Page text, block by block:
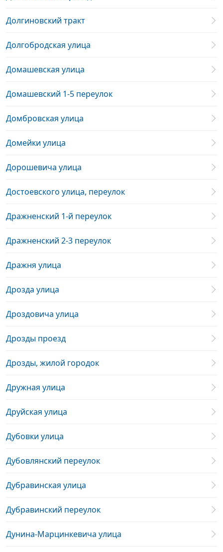
Долгиновский тракт
Долгобродская улица
Домашевская улица
Домашевский 1-5 переулок
Домбровская улица
Домейки улица
Дорошевича улица
Достоевского улица, переулок
Дражненский 1-й переулок
Дражненский 2-3 переулок
Дражня улица
Дрозда улица
Дроздовича улица
Дрозды проезд
Дрозды, жилой городок
Дружная улица
Друйская улица
Дубовки улица
Дубовлянский переулок
Дубравинская улица
Дубравинский переулок
Дунина-Марцинкевича улица